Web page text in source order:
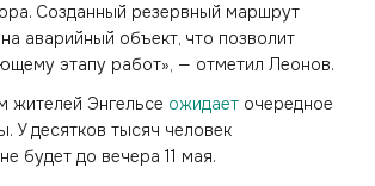
Созданный резервный маршрут
на аварийный объект, что позволит
этапу работ», — отметил Леонов.
жителей Энгельсе ожидает очередное
У десятков тысяч человек
будет до вечера 11 мая.